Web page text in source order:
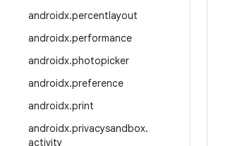
androidx.percentlayout
androidx.performance
androidx.photopicker
androidx.preference
androidx.print
androidx.privacysandbox.
activity